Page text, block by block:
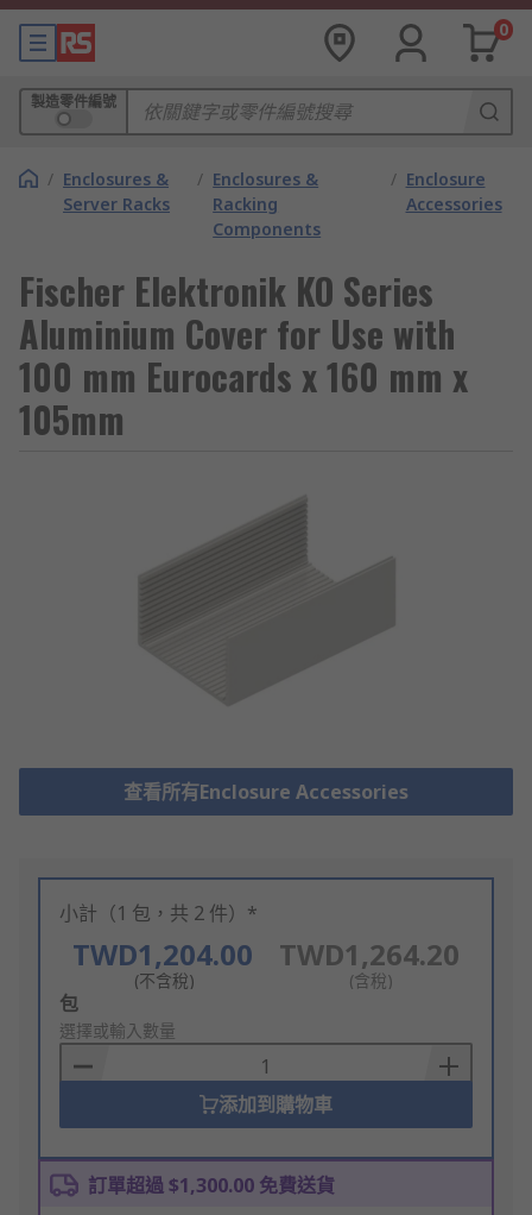
0
製造零件編號
/ Enclosures &
Server Racks
/ Enclosures &
Racking
Components
/ Enclosure
Accessories
Fischer Elektronik KO Series
Aluminium Cover for Use with
100 mm Eurocards x 160 mm x
105mm
查看所有Enclosure Accessories
小計（1 包，共 2 件）*
TWD1,204.00
(不含稅)
TWD1,264.20
(含稅)
Add
to
Basket
包
選擇或輸入數量
添加到購物車
訂單超過 $1,300.00 免費送貨